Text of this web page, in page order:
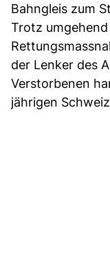
Bahngleis zum
Trotz
der Lenker des
Verstorbenen
jährigen